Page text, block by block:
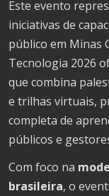
Este evento
iniciativas de
público em Minas
Tecnologia 2026
que combina
e trilhas virtuais,
completa de
públicos e
Com foco na
brasileira, o